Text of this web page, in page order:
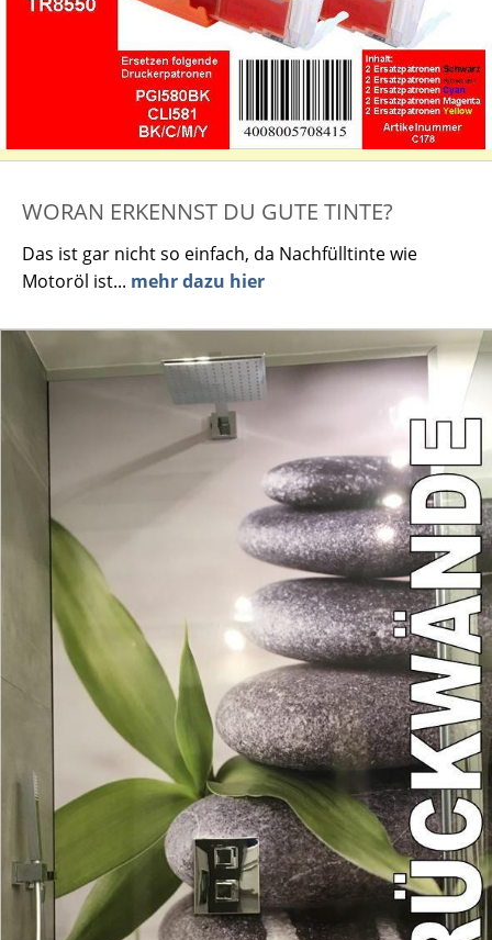
WORAN ERKENNST DU GUTE TINTE?
Das ist gar nicht so einfach, da Nachfülltinte wie
Motoröl ist... mehr dazu hier